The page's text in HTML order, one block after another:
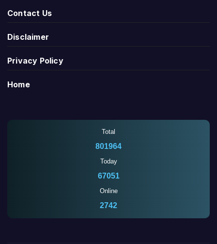
Contact Us
Disclaimer
Privacy Policy
Home
Total
801964
Today
67051
Online
2742